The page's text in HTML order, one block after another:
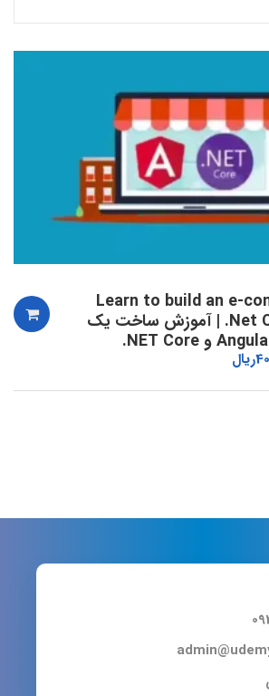
Learn to build an e-
.Net Core and Angular | آموزش ساخت یک
ریال